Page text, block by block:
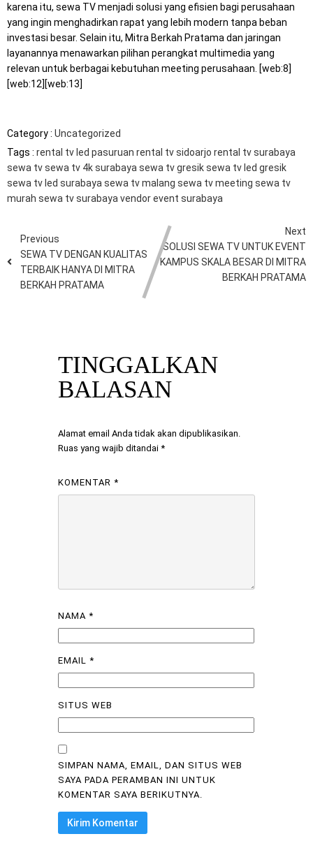
karena itu, sewa TV menjadi solusi yang efisien bagi perusahaan
yang ingin menghadirkan rapat yang lebih modern tanpa beban
investasi besar. Selain itu, Mitra Berkah Pratama dan jaringan
layanannya menawarkan pilihan perangkat multimedia yang
relevan untuk berbagai kebutuhan meeting perusahaan. [web:8]
[web:12][web:13]
Category : Uncategorized
Tags : rental tv led pasuruan rental tv sidoarjo rental tv surabaya
sewa tvsewa tv 4k surabaya sewa tv gresiksewa tv led gresik
sewa tv led surabaya sewa tv malang sewa tv meeting sewa tv
murah sewa tv surabaya vendor event surabaya
Previous
SEWA TV DENGAN KUALITAS
TERBAIK HANYA DI MITRA
BERKAH PRATAMA
Next
SOLUSI SEWA TV UNTUK EVENT
KAMPUS SKALA BESAR DI MITRA
BERKAH PRATAMA
TINGGALKAN
BALASAN
Alamat email Anda tidak akan dipublikasikan.
Ruas yang wajib ditandai *
KOMENTAR *
NAMA *
EMAIL *
SITUS WEB
SIMPAN NAMA, EMAIL, DAN SITUS WEB
SAYA PADA PERAMBAN INI UNTUK
KOMENTAR SAYA BERIKUTNYA.